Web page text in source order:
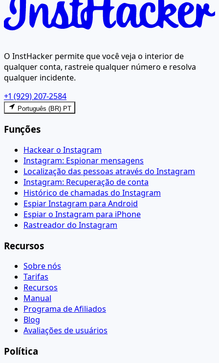
O InstHacker permite que você veja o interior de
qualquer conta, rastreie qualquer número e resolva
qualquer incidente.
+1 (929) 207-2584
Português (BR) PT
Funções
Hackear o Instagram
Instagram: Espionar mensagens
Localização das pessoas através do Instagram
Instagram: Recuperação de conta
Histórico de chamadas do Instagram
Espiar Instagram para Android
Espiar o Instagram para iPhone
Rastreador do Instagram
Recursos
Sobre nós
Tarifas
Recursos
Manual
Programa de Afiliados
Blog
Avaliações de usuários
Política